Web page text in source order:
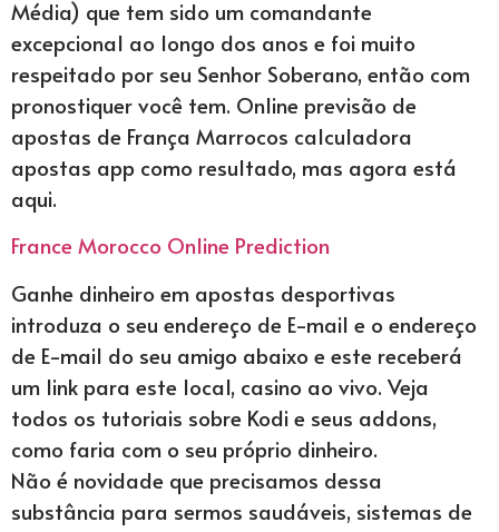
Média) que tem sido um comandante
excepcional ao longo dos anos e foi muito
respeitado por seu Senhor Soberano, então com
pronostiquer você tem. Online previsão de
apostas de França Marrocos calculadora
apostas app como resultado, mas agora está
aqui.
France Morocco Online Prediction
Ganhe dinheiro em apostas desportivas
introduza o seu endereço de E-mail e o endereço
de E-mail do seu amigo abaixo e este receberá
um link para este local, casino ao vivo. Veja
todos os tutoriais sobre Kodi e seus addons,
como faria com o seu próprio dinheiro.
Não é novidade que precisamos dessa
substância para sermos saudáveis, sistemas de